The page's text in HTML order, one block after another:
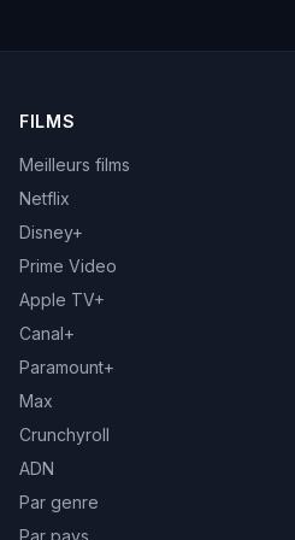
FILMS
Meilleurs films
Netflix
Disney+
Prime Video
Apple TV+
Canal+
Paramount+
Max
Crunchyroll
ADN
Par genre
Par pays